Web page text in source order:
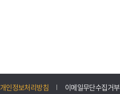
개인정보처리방침 이메일무단수집거부